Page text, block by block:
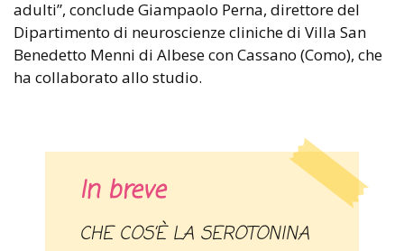
adulti”, conclude Giampaolo Perna, direttore del
Dipartimento di neuroscienze cliniche di Villa San
Benedetto Menni di Albese con Cassano (Como), che
ha collaborato allo studio.
In breve
CHE COS’È LA SEROTONINA